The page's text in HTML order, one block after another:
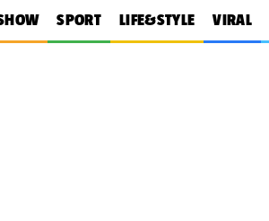
SPORT LIFE&STYLE VIRAL